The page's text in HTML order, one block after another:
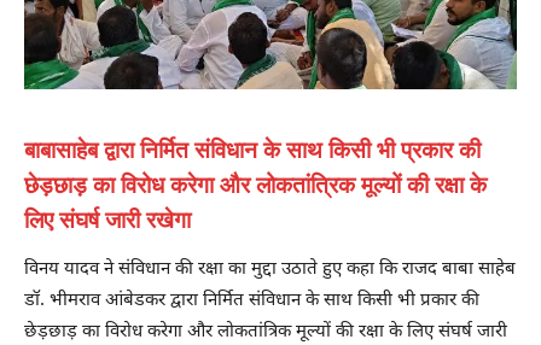
बाबासाहेब द्वारा निर्मित संविधान के साथ किसी भी प्रकार की
छेड़छाड़ का विरोध करेगा और लोकतांत्रिक मूल्यों की रक्षा के
लिए संघर्ष जारी रखेगा
विनय यादव ने संविधान की रक्षा का मुद्दा उठाते हुए कहा कि राजद बाबा साहेब
डॉ. भीमराव आंबेडकर द्वारा निर्मित संविधान के साथ किसी भी प्रकार की
छेड़छाड़ का विरोध करेगा और लोकतांत्रिक मूल्यों की रक्षा के लिए संघर्ष जारी